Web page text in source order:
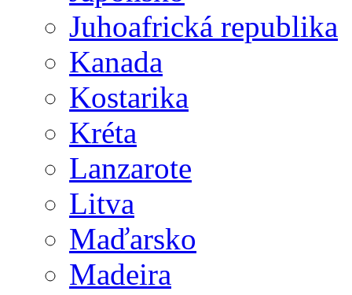
Juhoafrická republika
Kanada
Kostarika
Kréta
Lanzarote
Litva
Maďarsko
Madeira